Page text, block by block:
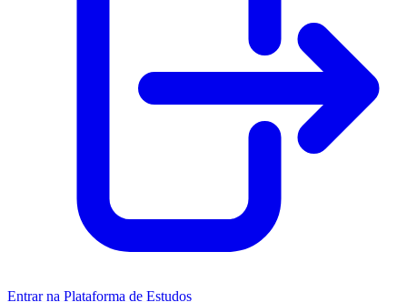
Entrar na Plataforma de Estudos